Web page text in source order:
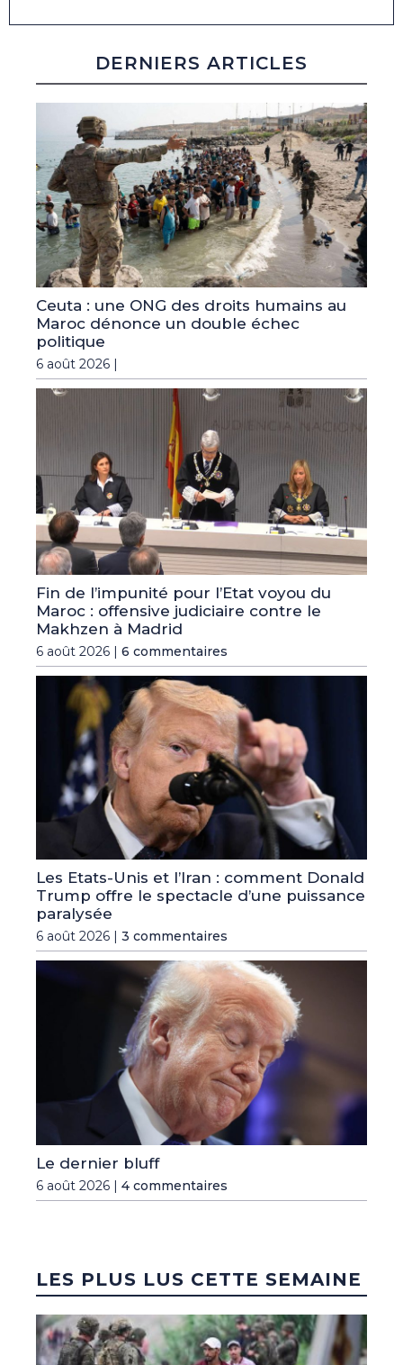
DERNIERS ARTICLES
Ceuta : une ONG des droits humains au
Maroc dénonce un double échec
politique
6 août 2026 |
Fin de l’impunité pour l’Etat voyou du
Maroc : offensive judiciaire contre le
Makhzen à Madrid
6 août 2026 | 6 commentaires
Les Etats-Unis et l’Iran : comment Donald
Trump offre le spectacle d’une puissance
paralysée
6 août 2026 | 3 commentaires
Le dernier bluff
6 août 2026 | 4 commentaires
LES PLUS LUS CETTE SEMAINE